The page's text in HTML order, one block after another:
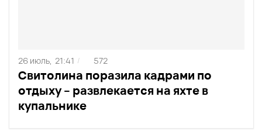
Свитолина поразила кадрами по
отдыху – развлекается на яхте в
купальнике
26 июль, 21:41 / 572